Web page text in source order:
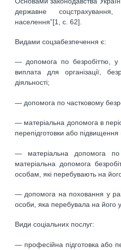
державне
населення”[1, с. 62].
Видами соцзабезпечення є:
— допомога по безробіттю, у
виплата для організації,
діяльності;
— допомога по частковому
— матеріальна допомога в
перепідготовки або підвищення
— матеріальна допомога по
матеріальна допомога
особам, які перебувають на
— допомога на поховання у
особи, яка перебувала на його
Види соціальних послуг:
— професійна підготовка або